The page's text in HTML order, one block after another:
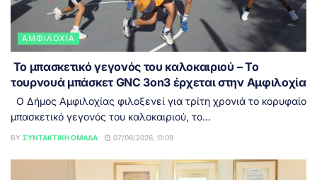
ΑΜΦΙΛΟΧΊΑ
Το μπασκετικό γεγονός του καλοκαιριού – Το
τουρνουά μπάσκετ GNC 3on3 έρχεται στην Αμφιλοχία
Ο Δήμος Αμφιλοχίας φιλοξενεί για τρίτη χρονιά το κορυφαίο
μπασκετικό γεγονός του καλοκαιριού, το...
BY ΣΥΝΤΑΚΤΙΚΉ ΟΜΆΔΑ 07/08/2026, 11:09